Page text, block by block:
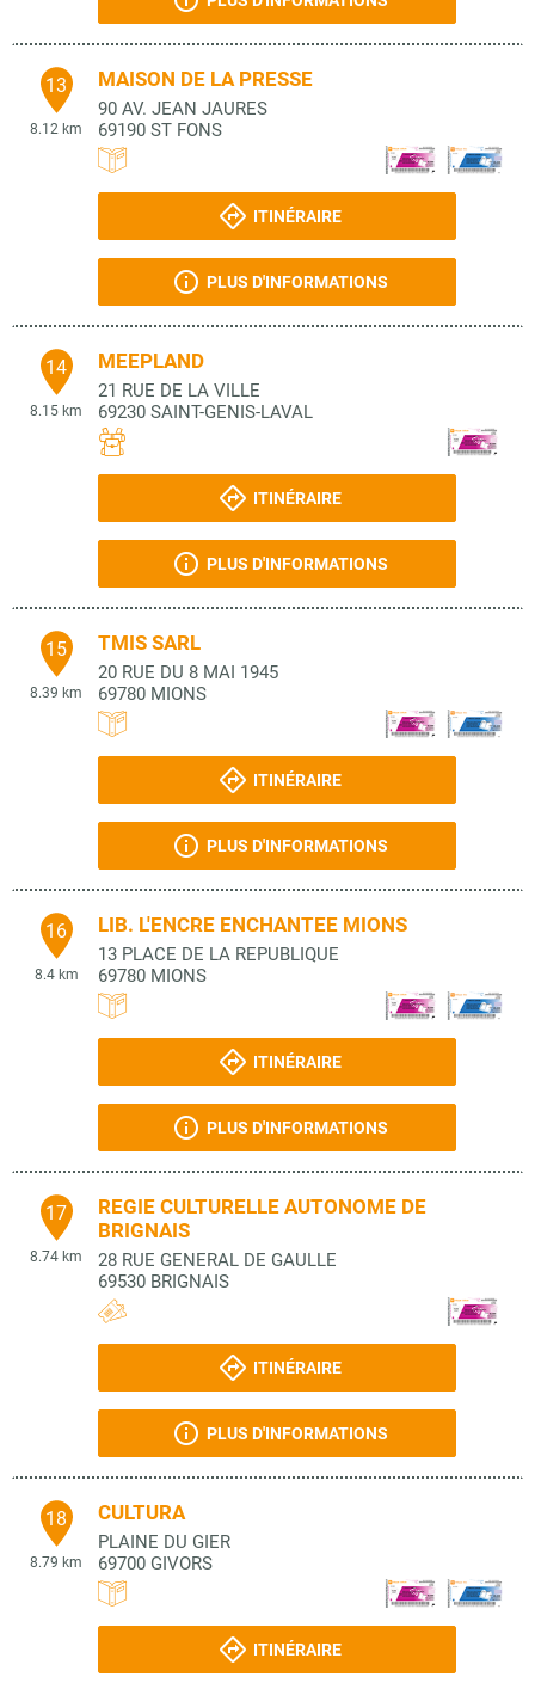
13
8.12 km
MAISON DE LA PRESSE
90 AV. JEAN JAURES
69190 ST FONS
ITINÉRAIRE
PLUS D'INFORMATIONS
14
8.15 km
MEEPLAND
21 RUE DE LA VILLE
69230 SAINT-GENIS-LAVAL
ITINÉRAIRE
PLUS D'INFORMATIONS
15
8.39 km
TMIS SARL
20 RUE DU 8 MAI 1945
69780 MIONS
ITINÉRAIRE
PLUS D'INFORMATIONS
16
8.4 km
LIB. L'ENCRE ENCHANTEE MIONS
13 PLACE DE LA REPUBLIQUE
69780 MIONS
ITINÉRAIRE
PLUS D'INFORMATIONS
17
8.74 km
REGIE CULTURELLE AUTONOME DE
BRIGNAIS
28 RUE GENERAL DE GAULLE
69530 BRIGNAIS
ITINÉRAIRE
PLUS D'INFORMATIONS
18
8.79 km
CULTURA
PLAINE DU GIER
69700 GIVORS
ITINÉRAIRE